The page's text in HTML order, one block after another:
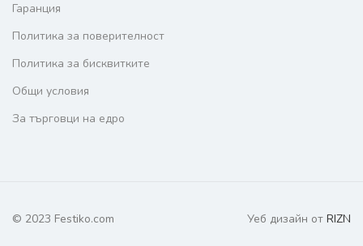
Гаранция
Политика за поверителност
Политика за бисквитките
Общи условия
За търговци на едро
© 2023 Festiko.com Уеб дизайн от RIZN